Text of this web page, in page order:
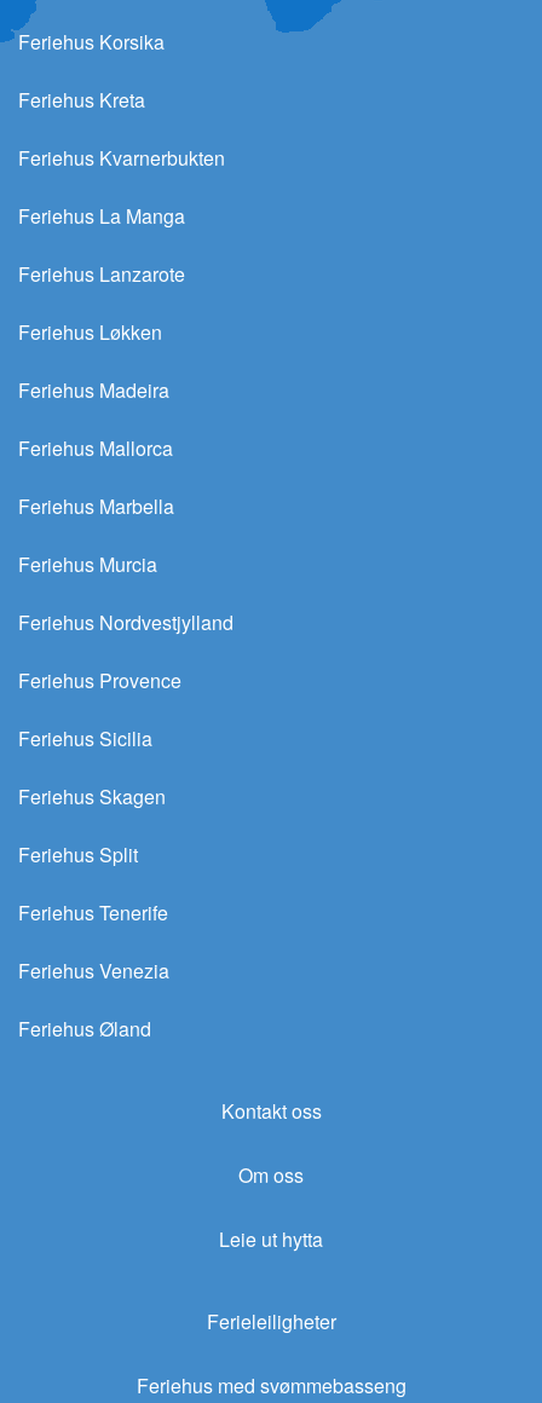
Feriehus Korsika
Feriehus Kreta
Feriehus Kvarnerbukten
Feriehus La Manga
Feriehus Lanzarote
Feriehus Løkken
Feriehus Madeira
Feriehus Mallorca
Feriehus Marbella
Feriehus Murcia
Feriehus Nordvestjylland
Feriehus Provence
Feriehus Sicilia
Feriehus Skagen
Feriehus Split
Feriehus Tenerife
Feriehus Venezia
Feriehus Øland
Kontakt oss
Om oss
Leie ut hytta
Ferieleiligheter
Feriehus med svømmebasseng